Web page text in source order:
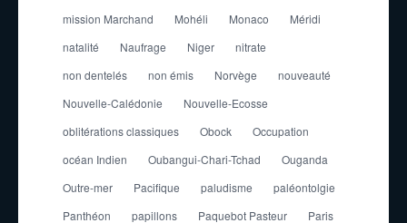
mission Marchand
Mohéli Monaco
Méridi
natalité
Naufrage Niger
nitrate
non dentelés
non émis Norvège
nouveauté
Nouvelle-Calédonie
Nouvelle-Ecosse
oblitérations classiques
Obock
Occupation
océan Indien
Oubangui-Chari-Tchad
Ouganda
Outre-mer
Pacifique paludisme
paléontolgie
Panthéon
papillons Paquebot Pasteur Paris